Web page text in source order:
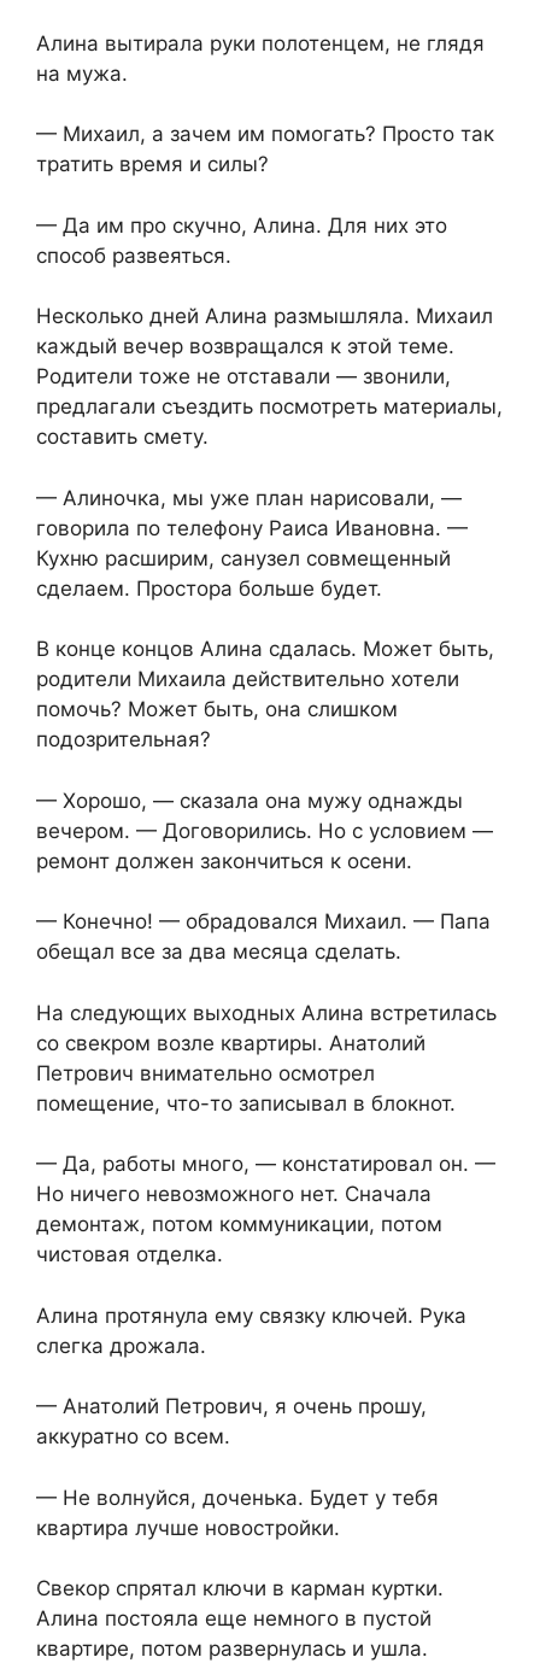
Алина вытирала руки полотенцем, не глядя
на мужа.
— Михаил, а зачем им помогать? Просто так
тратить время и силы?
— Да им про скучно, Алина. Для них это
способ развеяться.
Несколько дней Алина размышляла. Михаил
каждый вечер возвращался к этой теме.
Родители тоже не отставали — звонили,
предлагали съездить посмотреть материалы,
составить смету.
— Алиночка, мы уже план нарисовали, —
говорила по телефону Раиса Ивановна. —
Кухню расширим, санузел совмещенный
сделаем. Простора больше будет.
В конце концов Алина сдалась. Может быть,
родители Михаила действительно хотели
помочь? Может быть, она слишком
подозрительная?
— Хорошо, — сказала она мужу однажды
вечером. — Договорились. Но с условием —
ремонт должен закончиться к осени.
— Конечно! — обрадовался Михаил. — Папа
обещал все за два месяца сделать.
На следующих выходных Алина встретилась
со свекром возле квартиры. Анатолий
Петрович внимательно осмотрел
помещение, что-то записывал в блокнот.
— Да, работы много, — констатировал он. —
Но ничего невозможного нет. Сначала
демонтаж, потом коммуникации, потом
чистовая отделка.
Алина протянула ему связку ключей. Рука
слегка дрожала.
— Анатолий Петрович, я очень прошу,
аккуратно со всем.
— Не волнуйся, доченька. Будет у тебя
квартира лучше новостройки.
Свекор спрятал ключи в карман куртки.
Алина постояла еще немного в пустой
квартире, потом развернулась и ушла.